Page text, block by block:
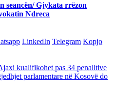
seancën/ Gjykata rrëzon
Ndreca
LinkedIn Telegram Kopjo
kualifikohet pas 34 penalltive
parlamentare në Kosovë do